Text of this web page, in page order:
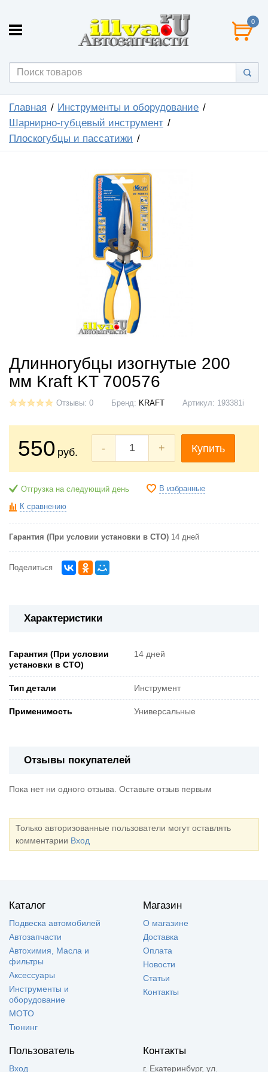
0
Главная
Инструменты и оборудование
Шарнирно-губцевый инструмент
Плоскогубцы и пассатижи
Длинногубцы изогнутые 200
мм Kraft KT 700576
Отзывы: 0 Бренд: KRAFT Артикул: 193381i
550 руб. - + Купить
Отгрузка на следующий день В избранные
К сравнению
Гарантия (При условии установки в СТО) 14 дней
Поделиться
Характеристики
Гарантия (При условии
установки в СТО)
14 дней
Тип детали Инструмент
Применимость Универсальные
Отзывы покупателей
Пока нет ни одного отзыва. Оставьте отзыв первым
Только авторизованные пользователи могут оставлять
комментарии Вход
Каталог
Подвеска автомобилей
Автозапчасти
Автохимия, Масла и
фильтры
Аксессуары
Инструменты и
оборудование
МОТО
Тюнинг
Магазин
О магазине
Доставка
Оплата
Новости
Статьи
Контакты
Пользователь
Вход
Контакты
г. Екатеринбург, ул.